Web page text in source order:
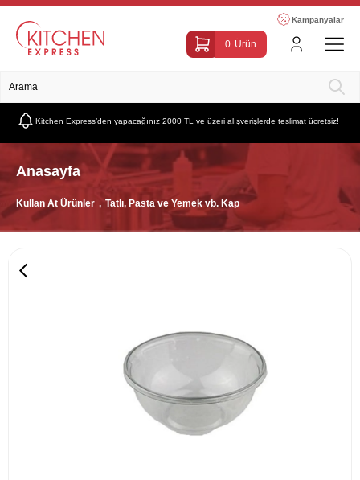
Kampanyalar
0 Ürün
Kitchen Express’den yapacağınız 2000 TL ve üzeri alışverişlerde teslimat ücretsiz!
Anasayfa
Kullan At Ürünler Tatlı, Pasta ve Yemek vb. Kap